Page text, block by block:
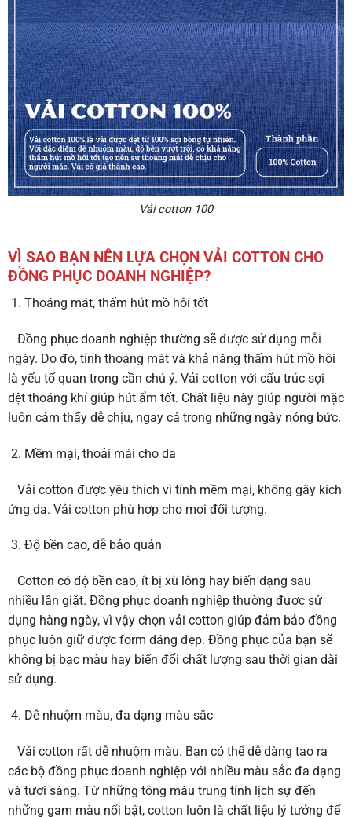
Vải cotton 100
VÌ SAO BẠN NÊN LỰA CHỌN VẢI COTTON CHO
ĐỒNG PHỤC DOANH NGHIỆP?
Thoáng mát, thấm hút mồ hôi tốt
Đồng phục doanh nghiệp thường sẽ được sử dụng mỗi
ngày. Do đó, tính thoáng mát và khả năng thấm hút mồ hôi
là yếu tố quan trọng cần chú ý. Vải cotton với cấu trúc sợi
dệt thoáng khí giúp hút ẩm tốt. Chất liệu này giúp người mặc
luôn cảm thấy dễ chịu, ngay cả trong những ngày nóng bức.
Mềm mại, thoải mái cho da
Vải cotton được yêu thích vì tính mềm mại, không gây kích
ứng da. Vải cotton phù hợp cho mọi đối tượng.
Độ bền cao, dễ bảo quản
Cotton có độ bền cao, ít bị xù lông hay biến dạng sau
nhiều lần giặt. Đồng phục doanh nghiệp thường được sử
dụng hàng ngày, vì vậy chọn vải cotton giúp đảm bảo đồng
phục luôn giữ được form dáng đẹp. Đồng phục của bạn sẽ
không bị bạc màu hay biến đổi chất lượng sau thời gian dài
sử dụng.
Dễ nhuộm màu, đa dạng màu sắc
Vải cotton rất dễ nhuộm màu. Bạn có thể dễ dàng tạo ra
các bộ đồng phục doanh nghiệp với nhiều màu sắc đa dạng
và tươi sáng. Từ những tông màu trung tính lịch sự đến
những gam màu nổi bật, cotton luôn là chất liệu lý tưởng để